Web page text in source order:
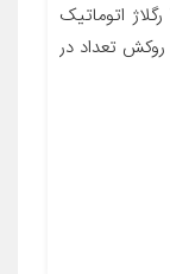
معرفی محصول کابل کلاچ پژو206تیپ2و3 رگلاژ اتوماتیک
روکش تعداد در